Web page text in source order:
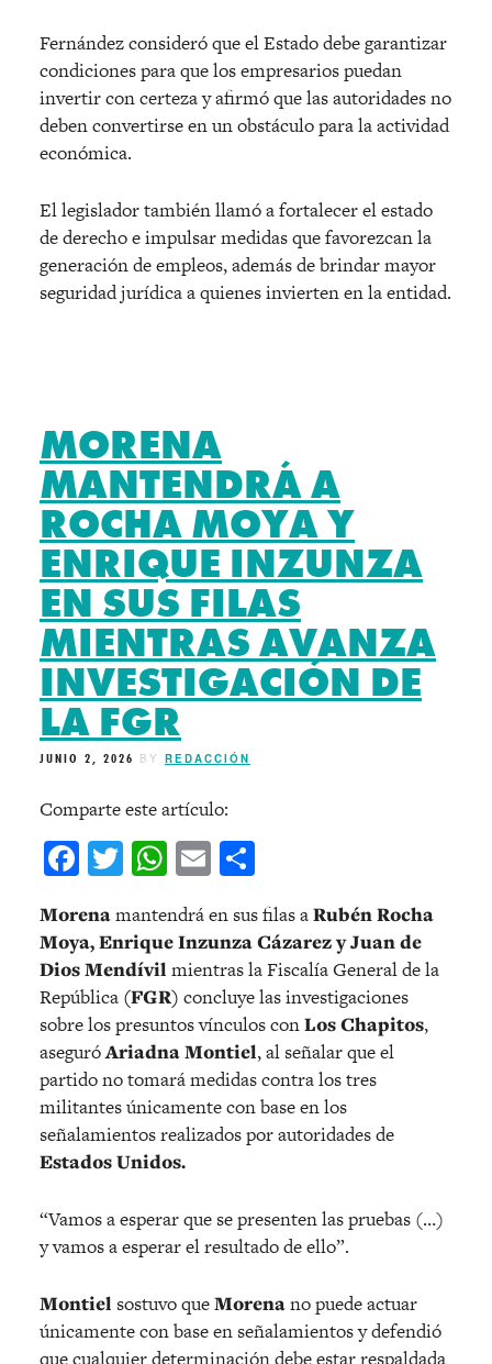
Fernández consideró que el Estado debe garantizar
condiciones para que los empresarios puedan
invertir con certeza y afirmó que las autoridades no
deben convertirse en un obstáculo para la actividad
económica.
El legislador también llamó a fortalecer el estado
de derecho e impulsar medidas que favorezcan la
generación de empleos, además de brindar mayor
seguridad jurídica a quienes invierten en la entidad.
MORENA
MANTENDRÁ A
ROCHA MOYA Y
ENRIQUE INZUNZA
EN SUS FILAS
MIENTRAS AVANZA
INVESTIGACIÓN DE
LA FGR
JUNIO 2, 2026 BY REDACCIÓN
Comparte este artículo:
Facebook
Twitter
WhatsApp
Email
Morenamantendrá en sus filas aRubén Rocha
Moya, Enrique Inzunza Cázarez y Juan de
Dios Mendívil mientras la Fiscalía General de la
República (FGR) concluye las investigaciones
sobre los presuntos vínculos conLos Chapitos,
aseguróAriadna Montiel, al señalar que el
partido no tomará medidas contra los tres
militantes únicamente con base en los
señalamientos realizados por autoridades de
Estados Unidos.
“Vamos a esperar que se presenten las pruebas (…)
y vamos a esperar el resultado de ello”.
Montiel sostuvo queMorenano puede actuar
únicamente con base en señalamientos y defendió